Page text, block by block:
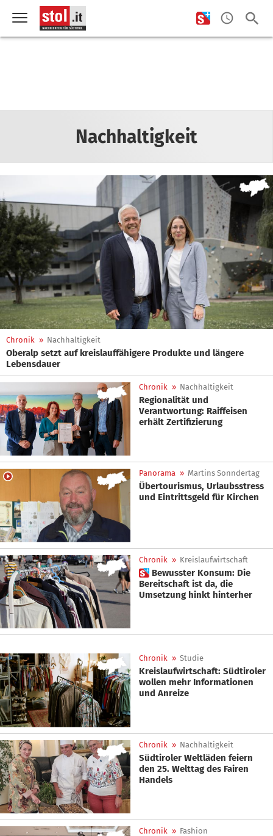
Nachhaltigkeit
Chronik » Nachhaltigkeit
Oberalp setzt auf kreislauffähigere Produkte und längere
Lebensdauer
Chronik » Nachhaltigkeit
Regionalität und
Verantwortung: Raiffeisen
erhält Zertifizierung
Panorama » Martins Sonndertag
Übertourismus, Urlaubsstress
und Eintrittsgeld für Kirchen
Chronik » Kreislaufwirtschaft
 Bewusster Konsum: Die
Bereitschaft ist da, die
Umsetzung hinkt hinterher
Chronik » Studie
Kreislaufwirtschaft: Südtiroler
wollen mehr Informationen
und Anreize
Chronik » Nachhaltigkeit
Südtiroler Weltläden feiern
den 25. Welttag des Fairen
Handels
Chronik » Fashion